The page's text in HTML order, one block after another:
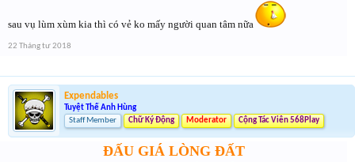
sau vụ lùm xùm kia thì có vẻ ko mấy người quan tâm nữa
22 Tháng tư 2018
Expendables
Tuyệt Thế Anh Hùng
Staff Member
Chữ Ký Động Moderator Cộng Tác Viên 568Play
ĐẤU GIÁ LÒNG ĐẤT